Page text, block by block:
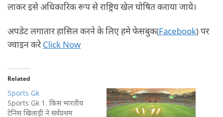
लाकर इसे अधिकारिक रूप से राष्ट्रिय खेल घोषित कराया जाये।
अपडेट लगातार हासिल करने के लिए हमे फेसबुक(Facebook) पर
ज्वाइन करेClick Now
Related
Sports Gk
Sports Gk 1. किस भारतीय
टेनिस खिलाड़ी ने सर्वप्रथम